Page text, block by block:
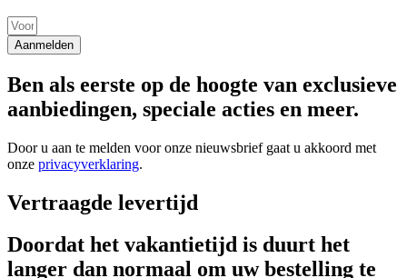
Aanmelden
Ben als eerste op de hoogte van exclusieve
aanbiedingen, speciale acties en meer.
Door u aan te melden voor onze nieuwsbrief gaat u akkoord met
onze privacyverklaring.
Vertraagde levertijd
Doordat het vakantietijd is duurt het
langer dan normaal om uw bestelling te